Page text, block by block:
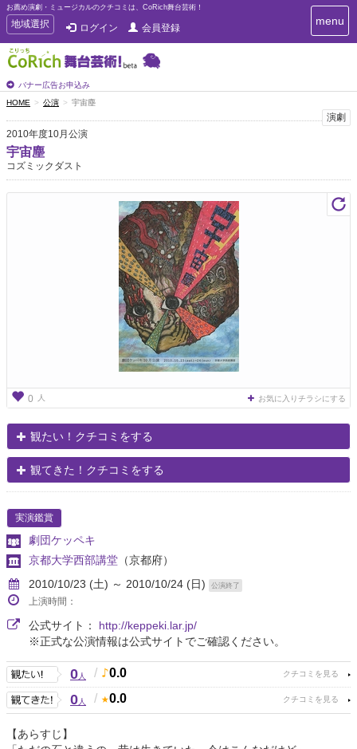
お薦め演劇・ミュージカルのクチコミは、CoRich舞台芸術！
T
o
g
g
e
n
a
v
i
g
a
地域選択 ログイン 会員登録
バナー広告お申込み
T
o
g
a
menu
HOME 公演 宇宙塵
演劇
2010年度10月公演
宇宙塵
コズミックダスト
0 人 お気に入りチラシにする
観たい！クチコミをする
観てきた！クチコミをする
実演鑑賞
劇団ケッペキ
京都大学西部講堂 （京都府）
2010/10/23 (土) ～ 2010/10/24 (日)
公演終了
上演時間：
公式サイト： http://keppeki.lar.jp/
※正式な公演情報は公式サイトでご確認ください。
0人 / 0.0
0人 / 0.0
【あらすじ】